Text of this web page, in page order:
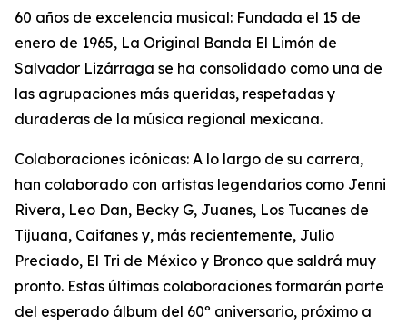
60 años de excelencia musical: Fundada el 15 de
enero de 1965, La Original Banda El Limón de
Salvador Lizárraga se ha consolidado como una de
las agrupaciones más queridas, respetadas y
duraderas de la música regional mexicana.
Colaboraciones icónicas: A lo largo de su carrera,
han colaborado con artistas legendarios como Jenni
Rivera, Leo Dan, Becky G, Juanes, Los Tucanes de
Tijuana, Caifanes y, más recientemente, Julio
Preciado, El Tri de México y Bronco que saldrá muy
pronto. Estas últimas colaboraciones formarán parte
del esperado álbum del 60º aniversario, próximo a